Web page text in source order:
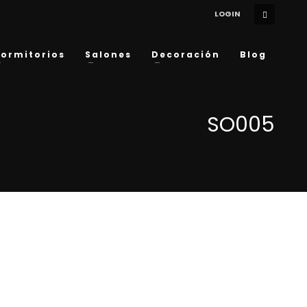
LOGIN
Salones Decoración Blog
SO005